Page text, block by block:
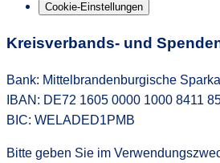
Cookie-Einstellungen
Kreisverbands- und
Bank: Mittelbrandenburgische
IBAN: DE72 1605 0000 1000 8411
BIC: WELADED1PMB
Bitte geben Sie im